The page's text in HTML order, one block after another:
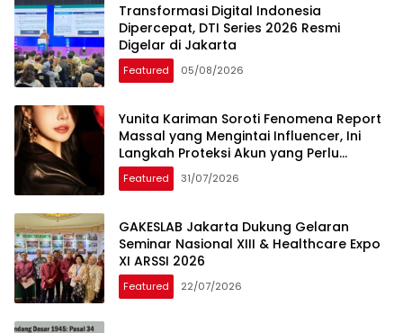
Transformasi Digital Indonesia
Dipercepat, DTI Series 2026 Resmi
Digelar di Jakarta
Featured 05/08/2026
Yunita Kariman Soroti Fenomena Report
Massal yang Mengintai Influencer, Ini
Langkah Proteksi Akun yang Perlu
Diketahui
Featured 31/07/2026
GAKESLAB Jakarta Dukung Gelaran
Seminar Nasional XIII & Healthcare Expo
XI ARSSI 2026
Featured 22/07/2026